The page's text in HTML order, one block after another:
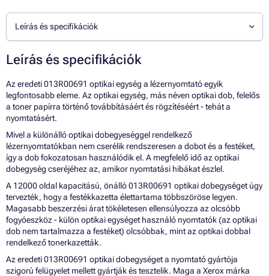
Leírás és specifikációk
Leírás és specifikációk
Az eredeti 013R00691 optikai egység a lézernyomtató egyik
legfontosabb eleme. Az optikai egység, más néven optikai dob, felelős
a toner papírra történő továbbításáért és rögzítéséért - tehát a
nyomtatásért.
Mivel a különálló optikai dobegyeséggel rendelkező
lézernyomtatókban nem cserélik rendszeresen a dobot és a festéket,
így a dob fokozatosan használódik el. A megfelelő idő az optikai
dobegység cseréjéhez az, amikor nyomtatási hibákat észlel.
A 12000 oldal kapacitású, önálló 013R00691 optikai dobegységet úgy
tervezték, hogy a festékkazetta élettartama többszöröse legyen.
Magasabb beszerzési árat tökéletesen ellensúlyozza az olcsóbb
fogyóeszköz - külön optikai egységet használó nyomtatók (az optikai
dob nem tartalmazza a festéket) olcsóbbak, mint az optikai dobbal
rendelkező tonerkazetták.
Az eredeti 013R00691 optikai dobegységet a nyomtató gyártója
szigorú felügyelet mellett gyártják és tesztelik. Maga a Xerox márka